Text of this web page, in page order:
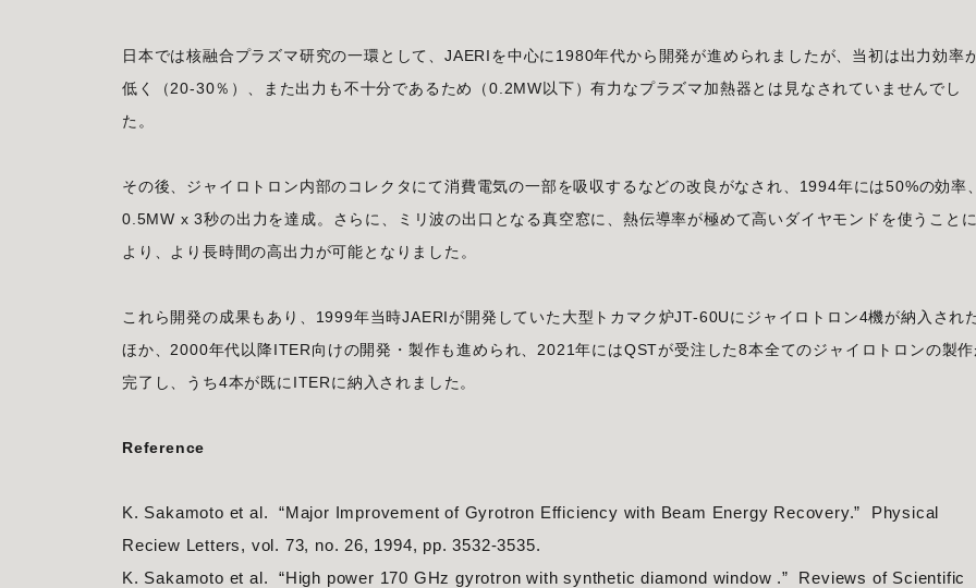
日本では核融合プラズマ研究の一環として、JAERIを中心に1980年代から開発が進められましたが、当初は出力効率
低く（20-30％）、また出力も不十分であるため（0.2MW以下）有力なプラズマ加熱器とは見なされていませんでし
た。
その後、ジャイロトロン内部のコレクタにて消費電気の一部を吸収するなどの改良がなされ、1994年には50%の効率、
0.5MW x 3秒の出力を達成。さらに、ミリ波の出口となる真空窓に、熱伝導率が極めて高いダイヤモンドを使うことに
より、より長時間の高出力が可能となりました。
これら開発の成果もあり、1999年当時JAERIが開発していた大型トカマク炉JT-60Uにジャイロトロン4機が納入され
ほか、2000年代以降ITER向けの開発・製作も進められ、2021年にはQSTが受注した8本全てのジャイロトロンの製作
完了し、うち4本が既にITERに納入されました。
Reference
K. Sakamoto et al. “Major Improvement of Gyrotron Efficiency with Beam Energy Recovery.” Physical
Reciew Letters, vol. 73, no. 26, 1994, pp. 3532-3535.
K. Sakamoto et al. “High power 170 GHz gyrotron with synthetic diamond window .” Reviews of Scientific